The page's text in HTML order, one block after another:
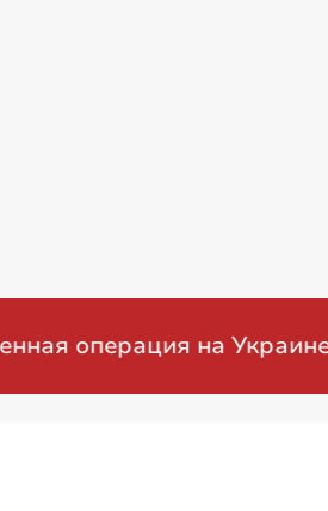
на Украине: